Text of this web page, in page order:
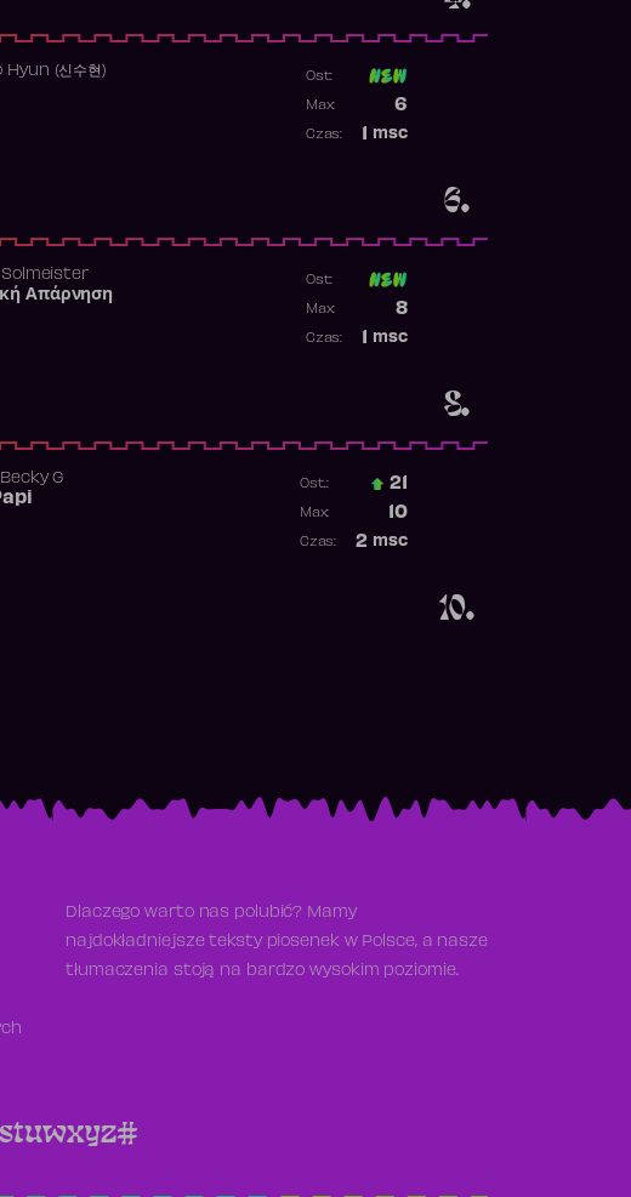
6.
Hyun (신수현) Ost:
6
Max:
msc
Czas:
8.
Solmeister
Απάρνηση
Ost:
8
Max:
msc
Czas:
10.
Becky G Ost.: 21
10
Max:
2 msc
Czas:
Dlaczego warto nas polubić? Mamy
najdokładniejsze teksty piosenek w Polsce, a nasze
tłumaczenia stoją na bardzo wysokim poziomie.
stuwxyz#